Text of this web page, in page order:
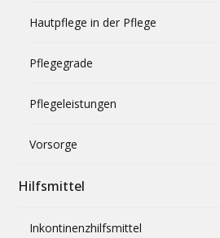
Hautpflege in der Pflege
Pflegegrade
Pflegeleistungen
Vorsorge
Hilfsmittel
Inkontinenzhilfsmittel